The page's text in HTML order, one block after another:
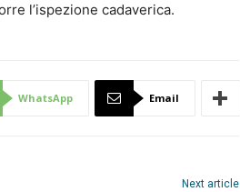
l’ispezione cadaverica.
WhatsApp Email
Next article